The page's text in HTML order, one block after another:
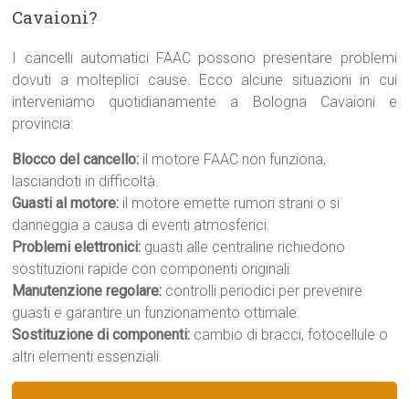
Cavaioni?
I cancelli automatici FAAC possono presentare problemi
dovuti a molteplici cause. Ecco alcune situazioni in cui
interveniamo quotidianamente a Bologna Cavaioni e
provincia:
Blocco del cancello: il motore FAAC non funziona,
lasciandoti in difficoltà.
Guasti al motore: il motore emette rumori strani o si
danneggia a causa di eventi atmosferici.
Problemi elettronici: guasti alle centraline richiedono
sostituzioni rapide con componenti originali.
Manutenzione regolare: controlli periodici per prevenire
guasti e garantire un funzionamento ottimale.
Sostituzione di componenti: cambio di bracci, fotocellule o
altri elementi essenziali.